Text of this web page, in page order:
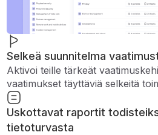
Selkeä suunnitelma
Aktivoi teille tärkeät
vaatimukset täyttäviä selkeitä
Uskottavat raportit
tietoturvasta